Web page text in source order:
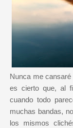
Nunca me
es cierto que, al
cuando todo
muchas bandas,
los mismos